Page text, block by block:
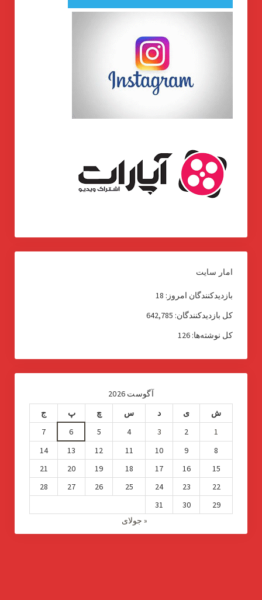
امار سایت
بازدیدکنندگان امروز: 18
کل بازدیدکنند‌گان: 642,785
کل نوشته‌ها: 126
آگوست 2026
ش
ی د س چ پ
ج
1
2
3
4
5
6
7
8
9
10
11
12
13
14
15
16
17
18
19
20
21
22
23
24
25
26
27
28
29
30
31
« جولای